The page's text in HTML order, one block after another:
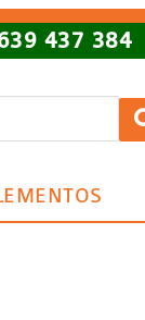
437 384